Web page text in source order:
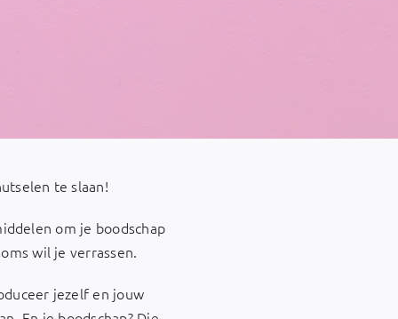
te slaan!
om je boodschap
wil je verrassen.
jezelf en jouw